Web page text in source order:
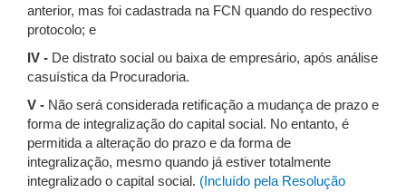
anterior, mas foi cadastrada na FCN quando do respectivo
protocolo; e
IV - De distrato social ou baixa de empresário, após análise
casuística da Procuradoria.
V - Não será considerada retificação a mudança de prazo e
forma de integralização do capital social. No entanto, é
permitida a alteração do prazo e da forma de
integralização, mesmo quando já estiver totalmente
integralizado o capital social. (Incluído pela Resolução